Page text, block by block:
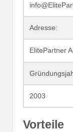
Adresse:
ElitePartner
2003
Vorteile